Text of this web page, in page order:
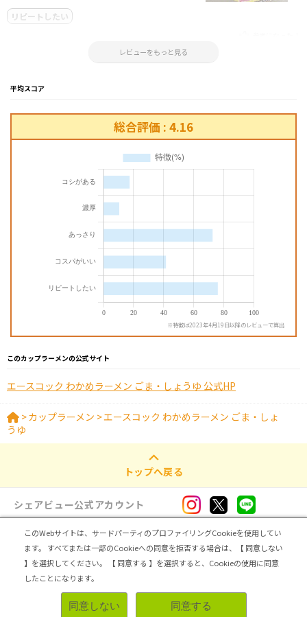
リピートしたい
レビューをもっと見る
平均スコア
総合評価 : 4.16
※特徴は2023年4月19日以降のレビューで算出
このカップラーメンの公式サイト
エースコック わかめラーメン ごま・しょうゆ 公式HP
>カップラーメン >エースコック わかめラーメン ごま・しょ
うゆ
トップへ戻る
シェアビュー公式アカウント
ログイン・新規登録
トップ | シェアビューとは レビュアー向け シェアビューインタビュー | カテゴリ一覧
運営会社 | 個人情報の取扱いについて
Copyright (C) ASMARQ Co.,Ltd. All Rights Reserved.
無料登録＆レビューで100ポイント
このWebサイトは、サードパーティのプロファイリングCookieを使用してい
ます。
すべてまたは一部のCookieへの同意を拒否する場合は、【 同意しない
】を選択してください。
【 同意する 】を選択すると、Cookieの使用に同意
したことになります。
同意しない 同意する